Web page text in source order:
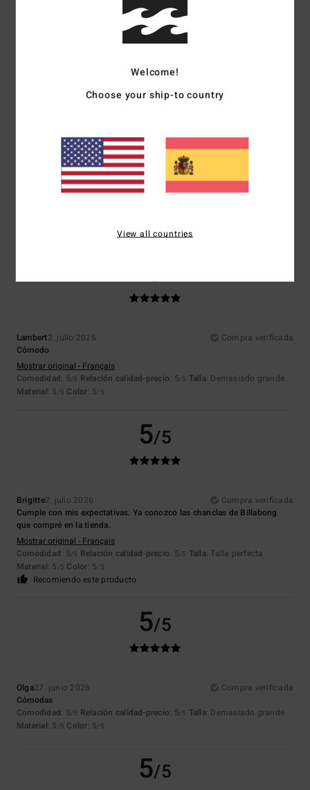
Relación calidad-precio: 5/5
Recomiendo este producto
6. julio 2026
Compra verificada
son comodas
Recomiendo este producto
5/5
Lambert2. julio 2026
Compra verificada
Cómodo
Mostrar original - Français
Comodidad: 5/5 Relación calidad-precio: 5/5 Talla: Demasiado grande
Material: 5 /5 Color: 5/5
5/5
Brigitte2. julio 2026
Compra verificada
Cumple con mis expectativas. Ya conozco las chanclas de Billabong
que compré en la tienda.
Mostrar original - Français
Comodidad: 5/5 Relación calidad-precio: 5/5 Talla: Talla perfecta
Material: 5 /5 Color: 5/5
Recomiendo este producto
5/5
Olga27. junio 2026
Compra verificada
Cómodas
Comodidad: 5/5 Relación calidad-precio: 5/5 Talla: Demasiado grande
Material: 5 /5 Color: 5/5
5/5
Welcome!
Choose your ship-to country
View all countries